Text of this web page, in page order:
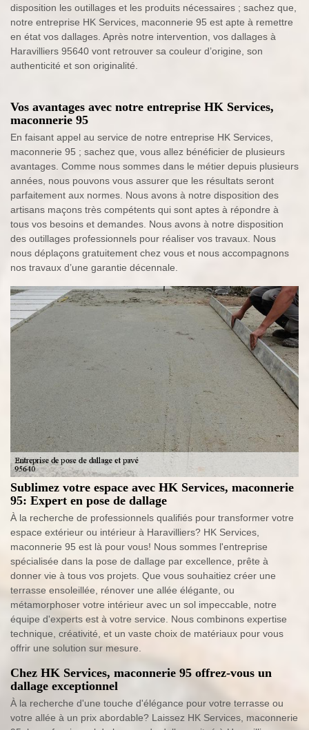
disposition les outillages et les produits nécessaires ; sachez que,
notre entreprise HK Services, maconnerie 95 est apte à remettre
en état vos dallages. Après notre intervention, vos dallages à
Haravilliers 95640 vont retrouver sa couleur d’origine, son
authenticité et son originalité.
Vos avantages avec notre entreprise HK Services,
maconnerie 95
En faisant appel au service de notre entreprise HK Services,
maconnerie 95 ; sachez que, vous allez bénéficier de plusieurs
avantages. Comme nous sommes dans le métier depuis plusieurs
années, nous pouvons vous assurer que les résultats seront
parfaitement aux normes. Nous avons à notre disposition des
artisans maçons très compétents qui sont aptes à répondre à
tous vos besoins et demandes. Nous avons à notre disposition
des outillages professionnels pour réaliser vos travaux. Nous
nous déplaçons gratuitement chez vous et nous accompagnons
nos travaux d’une garantie décennale.
Sublimez votre espace avec HK Services, maconnerie
95: Expert en pose de dallage
À la recherche de professionnels qualifiés pour transformer votre
espace extérieur ou intérieur à Haravilliers? HK Services,
maconnerie 95 est là pour vous! Nous sommes l'entreprise
spécialisée dans la pose de dallage par excellence, prête à
donner vie à tous vos projets. Que vous souhaitiez créer une
terrasse ensoleillée, rénover une allée élégante, ou
métamorphoser votre intérieur avec un sol impeccable, notre
équipe d'experts est à votre service. Nous combinons expertise
technique, créativité, et un vaste choix de matériaux pour vous
offrir une solution sur mesure.
Chez HK Services, maconnerie 95 offrez-vous un
dallage exceptionnel
À la recherche d'une touche d'élégance pour votre terrasse ou
votre allée à un prix abordable? Laissez HK Services, maconnerie